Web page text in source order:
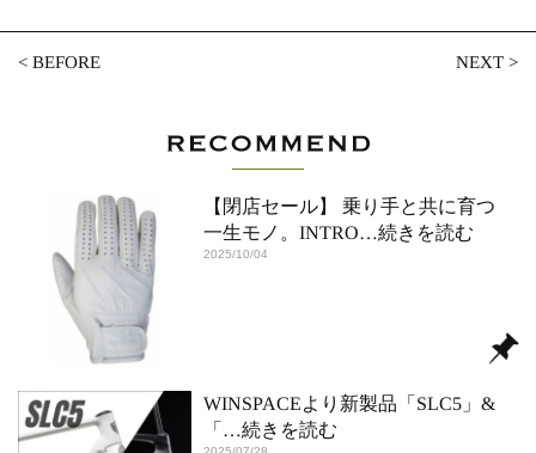
<BEFORE NEXT>
【閉店セール】 乗り手と共に育つ
一生モノ。INTRO…続きを読む
2025/10/04
WINSPACEより新製品「SLC5」&
「 …続きを読む